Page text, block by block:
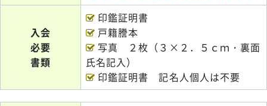
入会
必要
書類
印鑑証明書
戸籍謄本
写真 ２枚（３×２．５ｃｍ・裏面
氏名記入）
印鑑証明書 記名人個人は不要